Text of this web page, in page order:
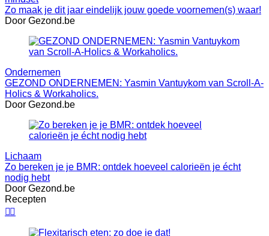
Zo maak je dit jaar eindelijk jouw goede voornemen(s) waar!
Door Gezond.be
Ondernemen
GEZOND ONDERNEMEN: Yasmin Vantuykom van Scroll-A-
Holics & Workaholics.
Door Gezond.be
Lichaam
Zo bereken je je BMR: ontdek hoeveel calorieën je écht
nodig hebt
Door Gezond.be
Recepten
